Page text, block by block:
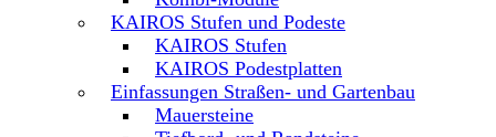
KAIROS Stufen und Podeste
KAIROS Stufen
KAIROS Podestplatten
Einfassungen Straßen- und Gartenbau
Mauersteine